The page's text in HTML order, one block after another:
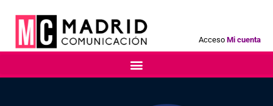
Acceso Mi cuenta